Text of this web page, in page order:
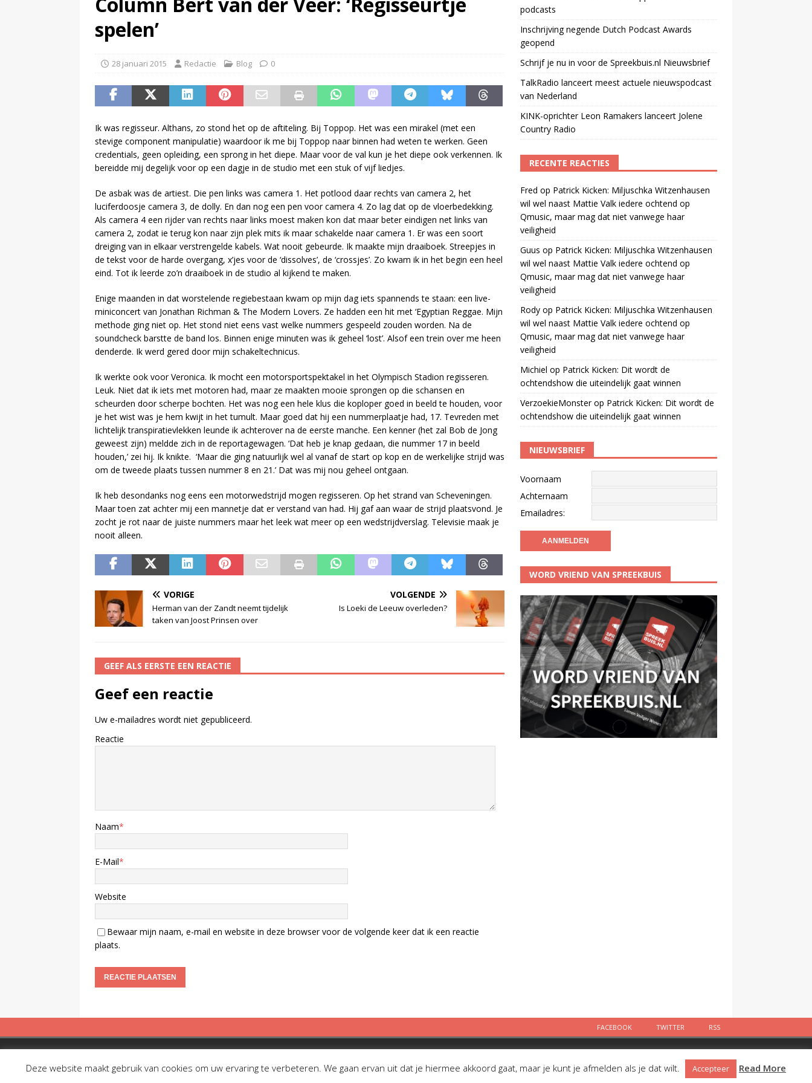
spelen’
28 januari 2015 Redactie Blog 0
Ik was regisseur. Althans, zo stond het op de aftiteling. Bij Toppop. Het was een mirakel (met een
stevige component manipulatie) waardoor ik me bij Toppop naar binnen had weten te werken. Geen
credentials, geen opleiding, een sprong in het diepe. Maar voor de val kun je het diepe ook verkennen. Ik
bereidde mij degelijk voor op een dagje in de studio met een stuk of vijf liedjes.
De asbak was de artiest. Die pen links was camera 1. Het potlood daar rechts van camera 2, het
luciferdoosje camera 3, de dolly. En dan nog een pen voor camera 4. Zo lag dat op de vloerbedekking.
Als camera 4 een rijder van rechts naar links moest maken kon dat maar beter eindigen net links van
camera 2, zodat ie terug kon naar zijn plek mits ik maar schakelde naar camera 1. Er was een soort
dreiging van in elkaar verstrengelde kabels. Wat nooit gebeurde. Ik maakte mijn draaiboek. Streepjes in
de tekst voor de harde overgang, x’jes voor de ‘dissolves’, de ‘crossjes’. Zo kwam ik in het begin een heel
eind. Tot ik leerde zo’n draaiboek in de studio al kijkend te maken.
Enige maanden in dat worstelende regiebestaan kwam op mijn dag iets spannends te staan: een live-
miniconcert van Jonathan Richman & The Modern Lovers. Ze hadden een hit met ‘Egyptian Reggae. Mijn
methode ging niet op. Het stond niet eens vast welke nummers gespeeld zouden worden. Na de
soundcheck barstte de band los. Binnen enige minuten was ik geheel ‘lost’. Alsof een trein over me heen
denderde. Ik werd gered door mijn schakeltechnicus.
Ik werkte ook voor Veronica. Ik mocht een motorsportspektakel in het Olympisch Stadion regisseren.
Leuk. Niet dat ik iets met motoren had, maar ze maakten mooie sprongen op die schansen en
scheurden door scherpe bochten. Het was nog een hele klus die koploper goed in beeld te houden, voor
je het wist was je hem kwijt in het tumult. Maar goed dat hij een nummerplaatje had, 17. Tevreden met
lichtelijk transpiratievlekken leunde ik achterover na de eerste manche. Een kenner (het zal Bob de Jong
geweest zijn) meldde zich in de reportagewagen. ‘Dat heb je knap gedaan, die nummer 17 in beeld
houden,’ zei hij. Ik knikte. ‘Maar die ging natuurlijk wel al vanaf de start op kop en de werkelijke strijd was
om de tweede plaats tussen nummer 8 en 21.’ Dat was mij nou geheel ontgaan.
Ik heb desondanks nog eens een motorwedstrijd mogen regisseren. Op het strand van Scheveningen.
Maar toen zat achter mij een mannetje dat er verstand van had. Hij gaf aan waar de strijd plaatsvond. Je
zocht je rot naar de juiste nummers maar het leek wat meer op een wedstrijdverslag. Televisie maak je
nooit alleen.
VORIGE
Herman van der Zandt neemt tijdelijk
taken van Joost Prinsen over
VOLGENDE
Is Loeki de Leeuw overleden?
GEEF ALS EERSTE EEN REACTIE
Geef een reactie
Uw e-mailadres wordt niet gepubliceerd.
Reactie
Naam*
E-Mail*
Website
Bewaar mijn naam, e-mail en website in deze browser voor de volgende keer dat ik een reactie
plaats.
podcasts
Inschrijving negende Dutch Podcast Awards
geopend
Schrijf je nu in voor de Spreekbuis.nl Nieuwsbrief
TalkRadio lanceert meest actuele nieuwspodcast
van Nederland
KINK-oprichter Leon Ramakers lanceert Jolene
Country Radio
RECENTE REACTIES
Fred op Patrick Kicken: Miljuschka Witzenhausen
wil wel naast Mattie Valk iedere ochtend op
Qmusic, maar mag dat niet vanwege haar
veiligheid
Guus op Patrick Kicken: Miljuschka Witzenhausen
wil wel naast Mattie Valk iedere ochtend op
Qmusic, maar mag dat niet vanwege haar
veiligheid
Rodyop Patrick Kicken: Miljuschka Witzenhausen
wil wel naast Mattie Valk iedere ochtend op
Qmusic, maar mag dat niet vanwege haar
veiligheid
Michiel op Patrick Kicken: Dit wordt de
ochtendshow die uiteindelijk gaat winnen
VerzoekieMonsterop Patrick Kicken: Dit wordt de
ochtendshow die uiteindelijk gaat winnen
NIEUWSBRIEF
Voornaam
Achternaam
Emailadres:
WORD VRIEND VAN SPREEKBUIS
FACEBOOK TWITTER RSS
Twitter RSS
Deze website maakt gebruik van cookies om uw ervaring te verbeteren. We gaan ervan uit dat je hiermee akkoord gaat, maar je kunt je afmelden als je dat wilt. Accepteer Read More